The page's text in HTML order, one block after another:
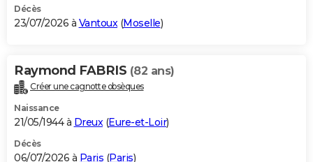
BONS PLANS
Carte de Noël
Carte Bonne année
Carte Saint-Valentin
Carte Pâques
Carte d'anniversaire
DICTIONNAIRE
Dictionnaire
Biographies
Citations
Expressions
Proverbes
PROGRAMME TV
Décès
23/07/2026 à Vantoux(Moselle)
Raymond FABRIS (82 ans)
Créer une cagnotte obsèques
Naissance
21/05/1944 à Dreux(Eure-et-Loir)
Décès
06/07/2026 à Paris (Paris)